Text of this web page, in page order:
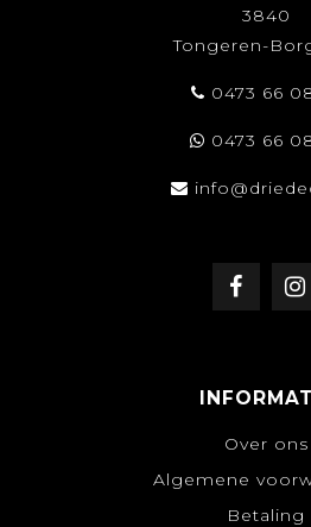
3840
Tongeren-
0473 66
0473 66
Over ons
Algemene
Betaling